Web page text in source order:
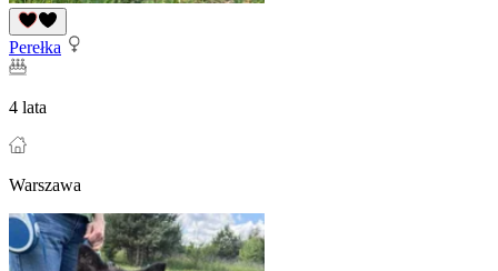
Perełka
4 lata
Warszawa